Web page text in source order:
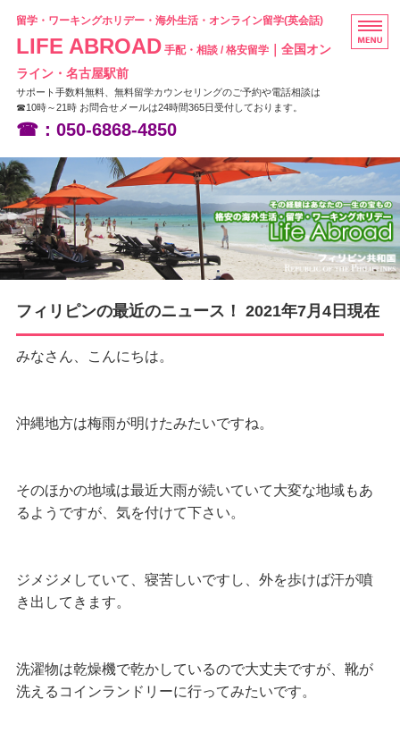
留学・ワーキングホリデー・海外生活・オンライン留学(英会話)
LIFE ABROAD手配・相談 / 格安留学｜全国オン
ライン・名古屋駅前
サポート手数料無料、無料留学カウンセリングのご予約や電話相談は
☎10時～21時 お問合せメールは24時間365日受付しております。
☎：050-6868-4850
HOME
フィリピン留学
ニュージーランド留学
フィリピンの最近のニュース！ 2021年7月4日現在
みなさん、こんにちは。
沖縄地方は梅雨が明けたみたいですね。
そのほかの地域は最近大雨が続いていて大変な地域もあ
るようですが、気を付けて下さい。
ジメジメしていて、寝苦しいですし、外を歩けば汗が噴
き出してきます。
洗濯物は乾燥機で乾かしているので大丈夫ですが、靴が
洗えるコインランドリーに行ってみたいです。